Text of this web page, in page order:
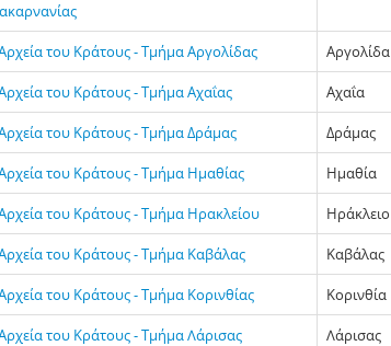
του Κράτους - Τμήμα Αργολίδας Αργολίδα
του Κράτους - Τμήμα Αχαΐας Αχαΐα
του Κράτους - Τμήμα Δράμας Δράμας
του Κράτους - Τμήμα Ημαθίας Ημαθία
του Κράτους - Τμήμα Ηρακλείου Ηράκλειο
του Κράτους - Τμήμα Καβάλας Καβάλας
του Κράτους - Τμήμα Κορινθίας Κορινθία
του Κράτους - Τμήμα Λάρισας Λάρισας